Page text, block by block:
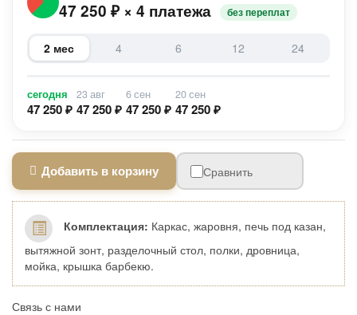
47 250 ₽ × 4 платежа без переплат
2 мес 4 6 12 24
сегодня
47 250 ₽
23 авг
47 250 ₽
6 сен
47 250 ₽
20 сен
47 250 ₽
Добавить в корзину Сравнить
Комплектация: Каркас, жаровня, печь под казан,
вытяжной зонт, разделочный стол, полки, дровница,
мойка, крышка барбекю.
Связь с нами